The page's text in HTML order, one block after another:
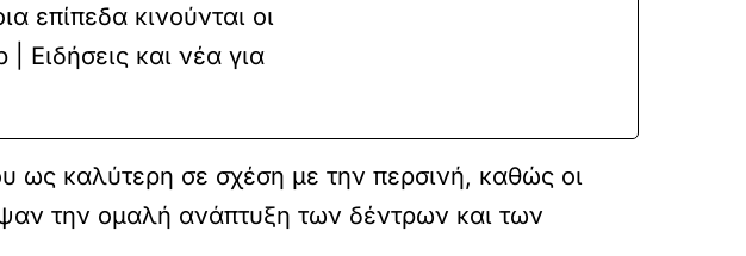
επίπεδα κινούνται οι
Ειδήσεις και νέα για
ως καλύτερη σε σχέση με την περσινή, καθώς οι
την ομαλή ανάπτυξη των δέντρων και των